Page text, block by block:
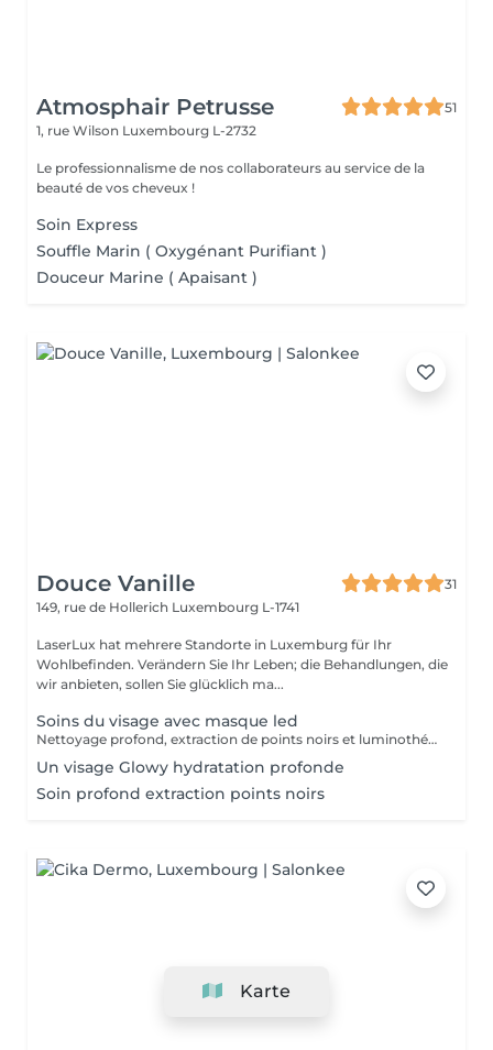
Atmosphair Petrusse
51
1, rue Wilson Luxembourg L-2732
Le professionnalisme de nos collaborateurs au service de la
beauté de vos cheveux !
Soin Express
Souffle Marin ( Oxygénant Purifiant )
Douceur Marine ( Apaisant )
Douce Vanille
31
149, rue de Hollerich Luxembourg L-1741
LaserLux hat mehrere Standorte in Luxemburg für Ihr
Wohlbefinden. Verändern Sie Ihr Leben; die Behandlungen, die
wir anbieten, sollen Sie glücklich ma...
Soins du visage avec masque led
Nettoyage profond, extraction de points noirs et luminothérapie
Un visage Glowy hydratation profonde
Soin profond extraction points noirs
Karte